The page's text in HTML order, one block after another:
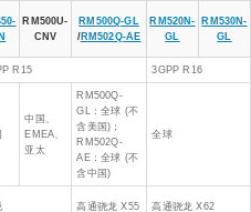
RM500U-
CNV
RM500Q-GL
/RM502Q-AE
RM520N-
GL
RM530N-
GL
R15 3GPP R16
中国、
EMEA、
亚太
RM500Q-
GL：全球 (不
含美国)；
RM502Q-
AE：全球 (不
含中国)
全球
高通骁龙 X55 高通骁龙 X62